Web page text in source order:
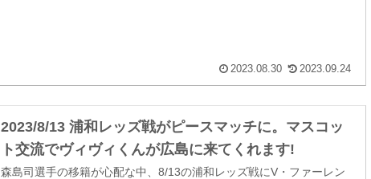
2023.08.30 2023.09.24
2023/8/13 浦和レッズ戦がピースマッチに。マスコッ
ト交流でヴィヴィくんが広島に来てくれます!
森島司選手の移籍が心配な中、8/13の浦和レッズ戦にV・ファーレン